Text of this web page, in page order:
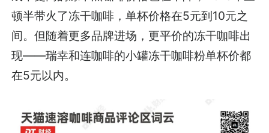
顿半带火了冻干咖啡，单杯价格在5元到10元之
间。但随着更多品牌进场，更平价的冻干咖啡出
现——瑞幸和连咖啡的小罐冻干咖啡粉单杯价都
在5元以内。